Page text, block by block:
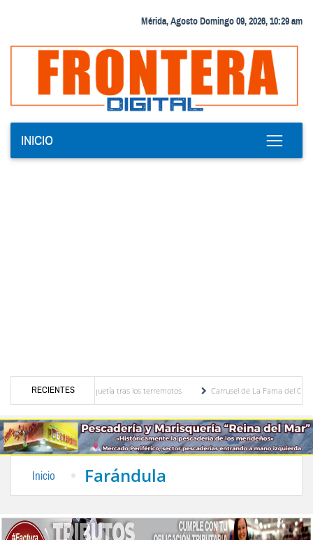
Mérida, Agosto Domingo 09, 2026, 10:29 am
INICIO
RECIENTES
Aeropuerto de Maiquetía tras los terremotos
Carrusel de La Fama del 09 de
Inicio Farándula